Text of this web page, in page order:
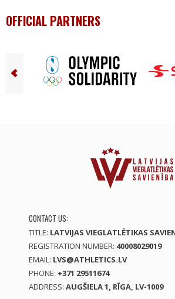
OFFICIAL PARTNERS
CONTACT US:
TITLE: LATVIJAS VIEGLATLĒTIKAS
REGISTRATION NUMBER: 40008029019
EMAIL: LVS@ATHLETICS.LV
PHONE: +371 29511674
ADDRESS: AUGŠIELA 1, RĪGA, LV-1009